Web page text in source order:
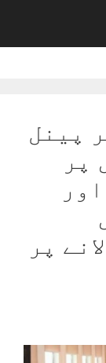
پینل
پر
پر